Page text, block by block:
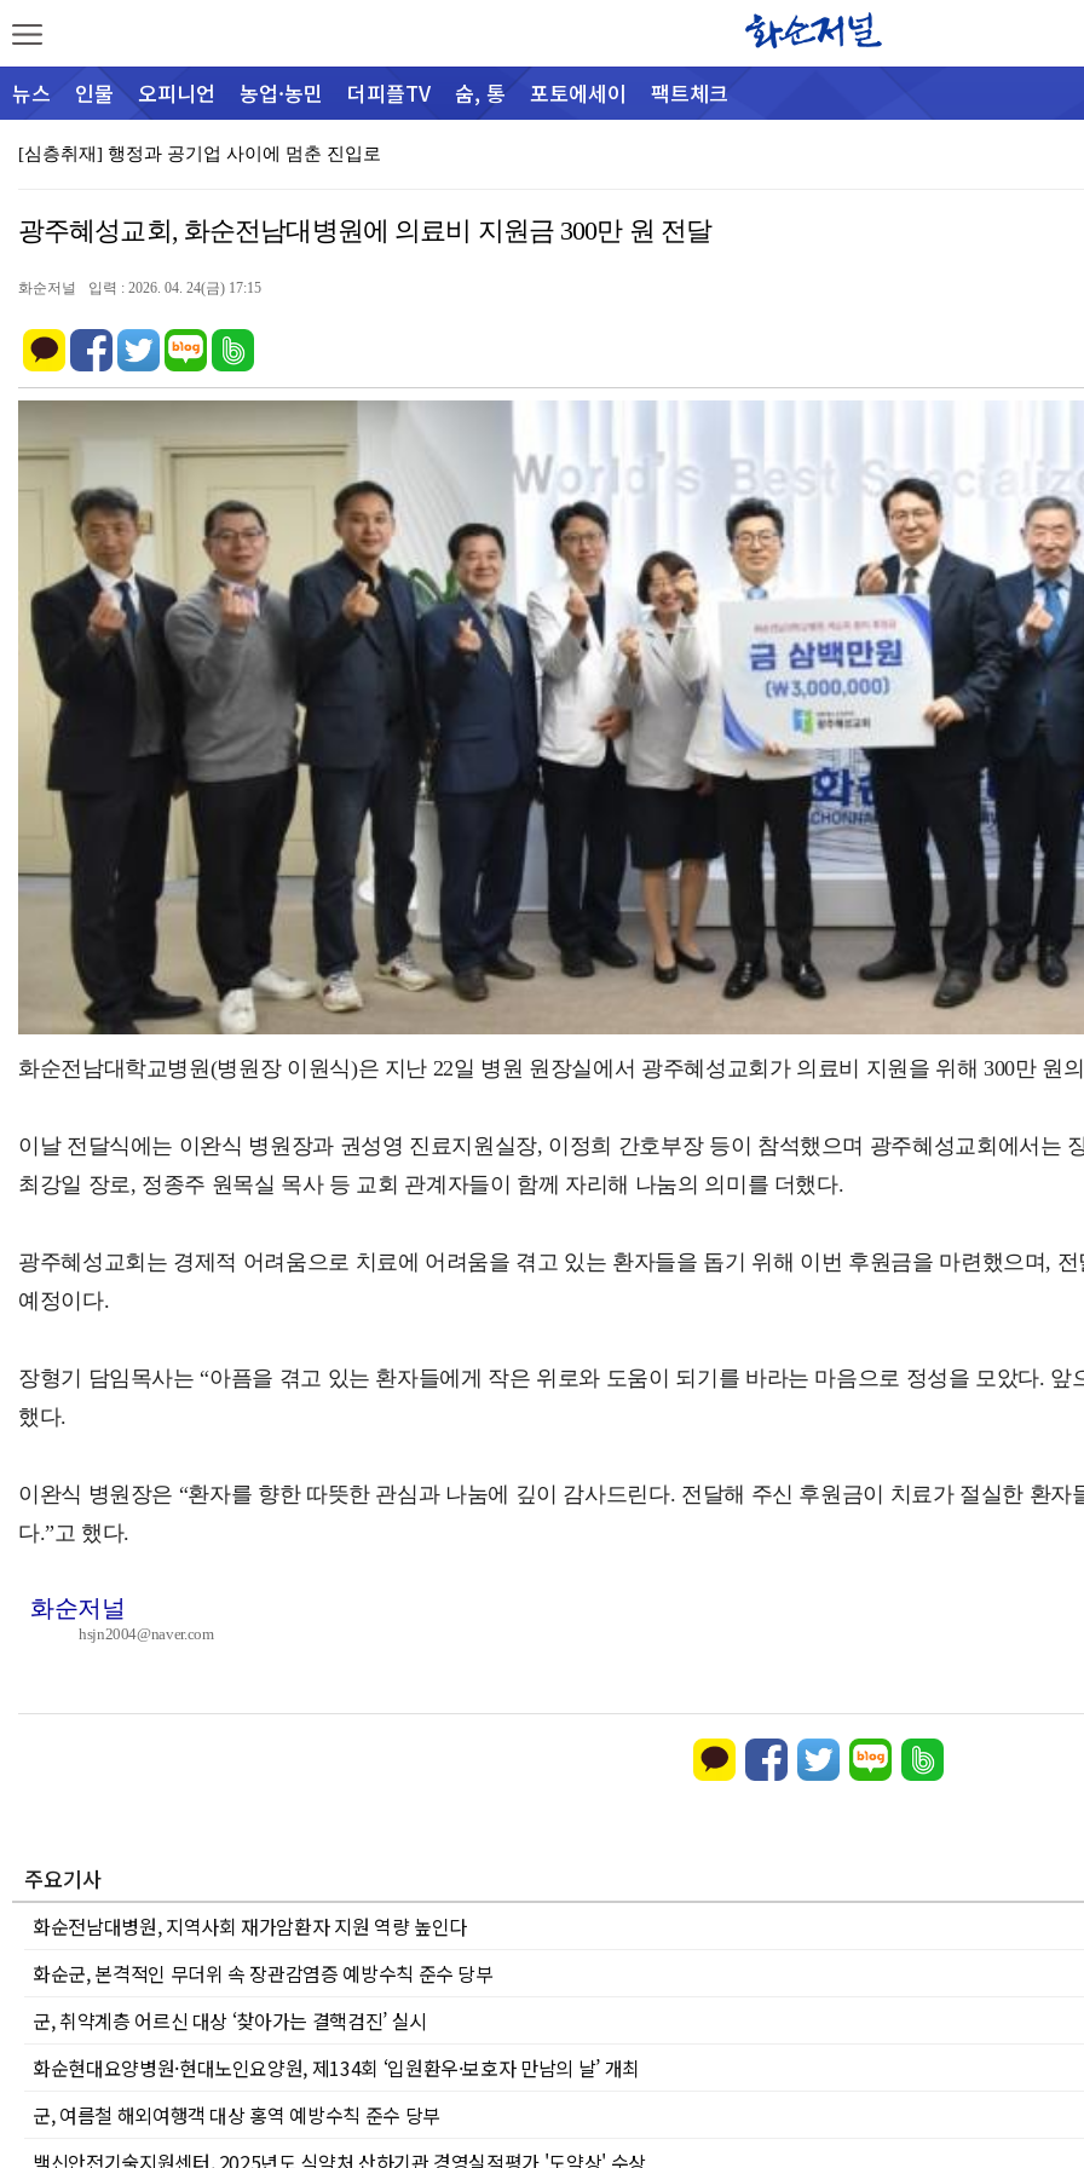
뉴스 인물 오피니언 농업·농민 더피플TV 숨, 통 포토에세이 팩트체크
[심층취재] 행정과 공기업 사이에 멈춘 진입로
(사)아트포, 전남 청소년 음악축제 ‘2026 Artf…
화순군, 벼 출수기 병해충 방제 총력, 8월 18일까지…
화순군, 청년공간 무료 대관, 소통⬝성장의…
폭염 속 생명 지킨 화순군, AI 드론 선제 대응 '눈…
화순군, ‘AI로 만들고, 캔바로 완성!’ 디자인·영상…
화순군, 국제 숙련도시험(FAPAS) 3년 연속 ‘우수…
화순군가족센터, 취약가정 위한 육아용품지원 전달식 개최…
광주혜성교회, 화순전남대병원에 의료비 지원금 300만 원 전달
화순저널 입력 : 2026. 04. 24(금) 17:15
화순전남대학교병원(병원장 이원식)은 지난 22일 병원 원장실에서 광주혜성교회가 의료비 지원을 위해 300만 원
이날 전달식에는 이완식 병원장과 권성영 진료지원실장, 이정희 간호부장 등이 참석했으며 광주혜성교회에서는
최강일 장로, 정종주 원목실 목사 등 교회 관계자들이 함께 자리해 나눔의 의미를 더했다.
광주혜성교회는 경제적 어려움으로 치료에 어려움을 겪고 있는 환자들을 돕기 위해 이번 후원금을 마련했으며,
예정이다.
장형기 담임목사는 “아픔을 겪고 있는 환자들에게 작은 위로와 도움이 되기를 바라는 마음으로 정성을 모았다.
했다.
이완식 병원장은 “환자를 향한 따뜻한 관심과 나눔에 깊이 감사드린다. 전달해 주신 후원금이 치료가 절실한 환
다.”고 했다.
화순저널
hsjn2004@naver.com
주요기사
화순전남대병원, 지역사회 재가암환자 지원 역량 높인다
화순군, 본격적인 무더위 속 장관감염증 예방수칙 준수 당부
군, 취약계층 어르신 대상 ‘찾아가는 결핵검진’ 실시
화순현대요양병원·현대노인요양원, 제134회 ‘입원환우·보호자 만남의 날’ 개최
군, 여름철 해외여행객 대상 홍역 예방수칙 준수 당부
백신안전기술지원센터, 2025년도 식약처 산하기관 경영실적평가 '도약상' 수상